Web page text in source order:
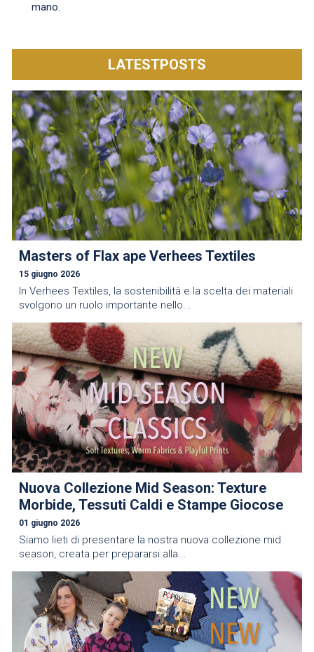
mano.
LATESTPOSTS
Masters of Flax ape Verhees Textiles
15 giugno 2026
In Verhees Textiles, la sostenibilità e la scelta dei materiali
svolgono un ruolo importante nello...
Nuova Collezione Mid Season: Texture
Morbide, Tessuti Caldi e Stampe Giocose
01 giugno 2026
Siamo lieti di presentare la nostra nuova collezione mid
season, creata per prepararsi alla...